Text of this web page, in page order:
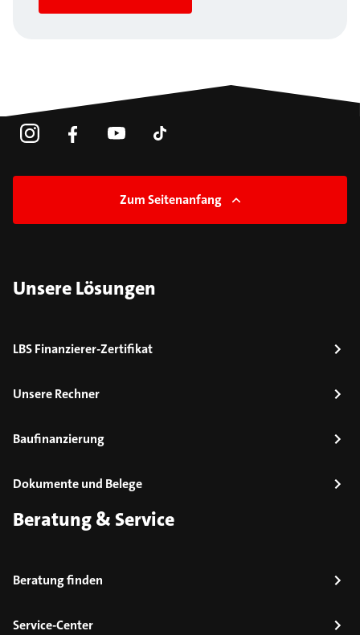
Zum Seitenanfang
Unsere Lösungen
LBS Finanzierer-Zertifikat
Unsere Rechner
Baufinanzierung
Dokumente und Belege
Beratung & Service
Beratung finden
Service-Center